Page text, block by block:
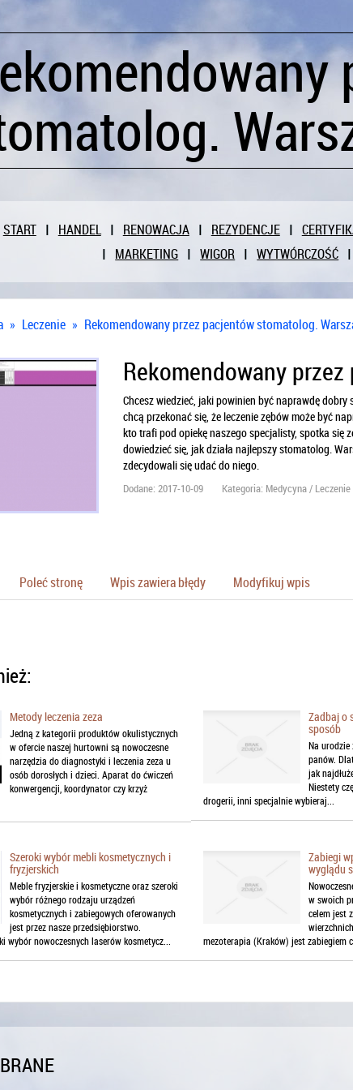
START HANDEL RENOWACJA REZYDENCJE
MARKETING
WIGOR WYTWÓRCZOŚĆ
» Leczenie » Rekomendowany przez pacjentów stomatolog.
Rekomendowany
Chcesz wiedzieć, jaki powinien być naprawdę
chcą przekonać się, że leczenie zębów może być
kto trafi pod opiekę naszego specjalisty, spotka się
dowiedzieć się, jak działa najlepszy stomatolog.
zdecydowali się udać do niego.
Dodane: 2017-10-09 Kategoria: Medycyna / Leczenie
Poleć stronę Wpis zawiera błędy Modyfikuj wpis
Metody leczenia zeza
Jedną z kategorii produktów okulistycznych
w ofercie naszej hurtowni są nowoczesne
narzędzia do diagnostyki i leczenia zeza u
osób dorosłych i dzieci. Aparat do ćwiczeń
konwergencji, koordynator czy krzyż
Zadbaj o
sposób
Na urodzie
panów.
jak
Niestety
drogerii, inni specjalnie wybieraj...
Szeroki wybór mebli kosmetycznych i
fryzjerskich
Meble fryzjerskie i kosmetyczne oraz szeroki
wybór różnego rodzaju urządzeń
kosmetycznych i zabiegowych oferowanych
jest przez nasze przedsiębiorstwo.
wybór nowoczesnych laserów kosmetycz...
Zabiegi
wyglądu
w swoich
celem jest
mezoterapia (Kraków) jest zabiegiem